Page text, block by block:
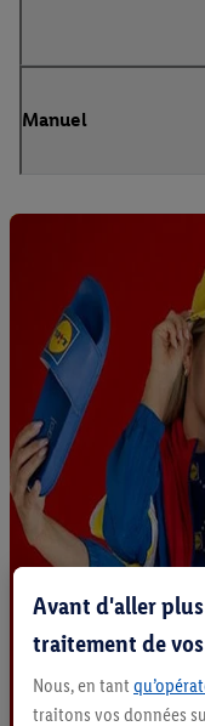
Manuel
Avant d'aller
traitement de
Nous, en tant
traitons vos données